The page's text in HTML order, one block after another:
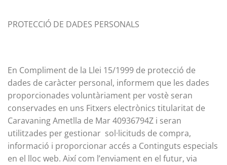
PROTECCIÓ DE DADES PERSONALS
En Compliment de la Llei 15/1999 de protecció de
dades de caràcter personal, informem que les dades
proporcionades voluntàriament per vostè seran
conservades en uns Fitxers electrònics titularitat de
Caravaning Ametlla de Mar 40936794Z i seran
utilitzades per gestionar sol·licituds de compra,
informació i proporcionar accés a Continguts especials
en el lloc web. Així com l’enviament en el futur, via